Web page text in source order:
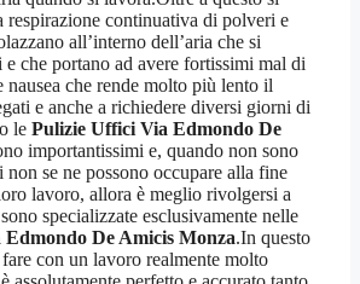
respirazione continuativa di polveri e
all’interno dell’aria che si
che portano ad avere fortissimi mal di
nausea che rende molto più lento il
e anche a richiedere diversi giorni di
le Pulizie Uffici Via Edmondo De
importantissimi e, quando non sono
non se ne possono occupare alla fine
lavoro, allora è meglio rivolgersi a
specializzate esclusivamente nelle
De Amicis Monza.In questo
con un lavoro realmente molto